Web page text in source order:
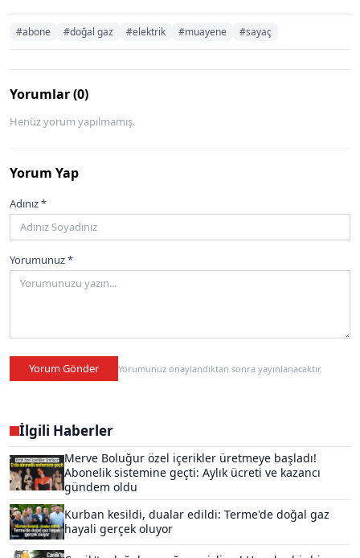
#abone #doğal gaz #elektrik #muayene #sayaç
Yorumlar (0)
Henüz yorum yapılmamış.
Yorum Yap
Adınız *
Yorumunuz *
Yorum Gönder Yorumunuz onaylandıktan sonra yayınlanacaktır.
İlgili Haberler
Merve Boluğur özel içerikler üretmeye başladı!
Abonelik sistemine geçti: Aylık ücreti ve kazancı
gündem oldu
Kurban kesildi, dualar edildi: Terme'de doğal gaz
hayali gerçek oluyor